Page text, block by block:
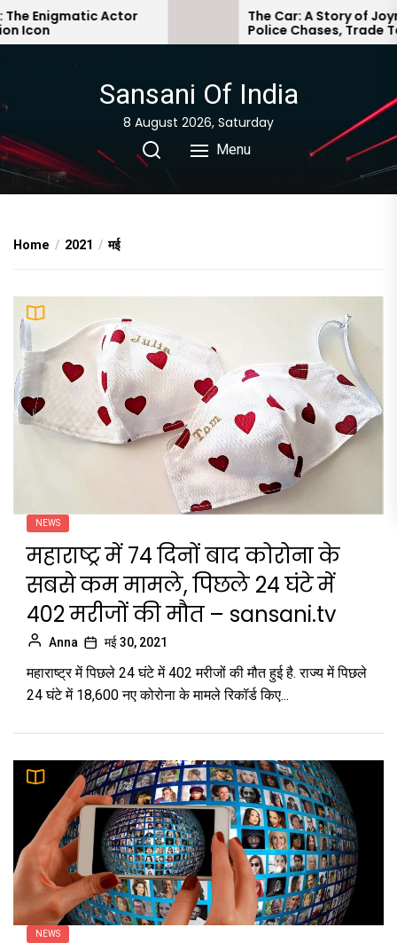
Skip
to
Actor
The Car: A Story of Joyrides,
Police Chases, Trade Tariffs, and
Self-Driving Woes
Sansani Of India
8 August 2026, Saturday
Menu
Home 2021 मई
NEWS
महाराष्ट्र में 74 दिनों बाद कोरोना के
सबसे कम मामले, पिछले 24 घंटे में
402 मरीजों की मौत – sansani.tv
Anna मई 30, 2021
महाराष्ट्र में पिछले 24 घंटे में 402 मरीजों की मौत हुई है. राज्य में पिछले
24 घंटे में 18,600 नए कोरोना के मामले रिकॉर्ड किए...
NEWS